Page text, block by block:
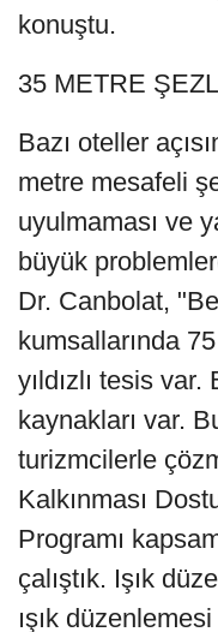
konuştu.
35 METRE
Bazı oteller
metre mesafeli
uyulmaması ve
büyük
Dr. Canbolat,
kumsallarında
yıldızlı tesis var.
kaynakları var.
turizmcilerle
Kalkınması
Programı
çalıştık. Işık
ışık